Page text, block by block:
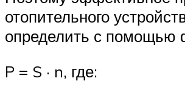
отопительного
определить с помощью
P = S · n, где: